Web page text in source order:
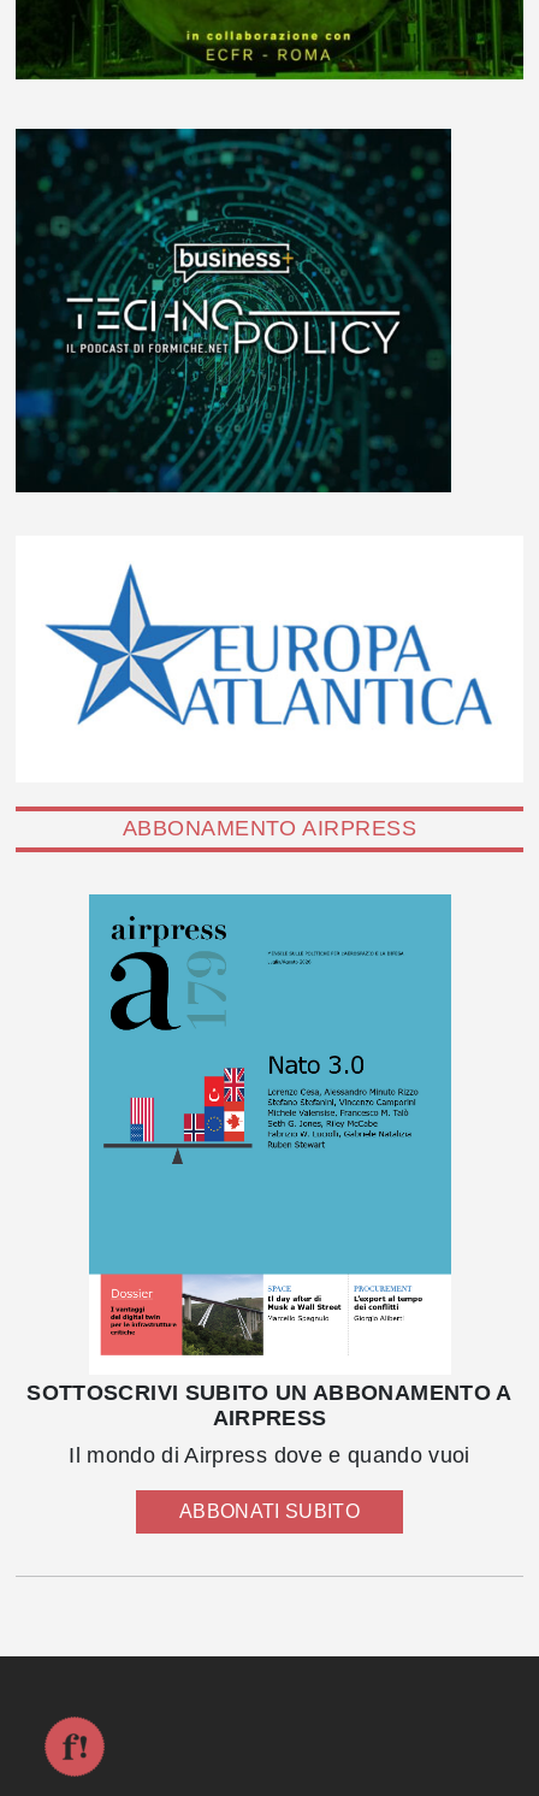
ABBONAMENTO AIRPRESS
SOTTOSCRIVI SUBITO UN ABBONAMENTO A
AIRPRESS
Il mondo di Airpress dove e quando vuoi
ABBONATI SUBITO